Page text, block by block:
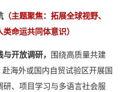
（主题聚焦：拓展全球视野、
命运共同体意识）
开放调研，
围绕高质量共建
赴海外或国内自贸试验区开展国
研、项目学习与多语言社会服